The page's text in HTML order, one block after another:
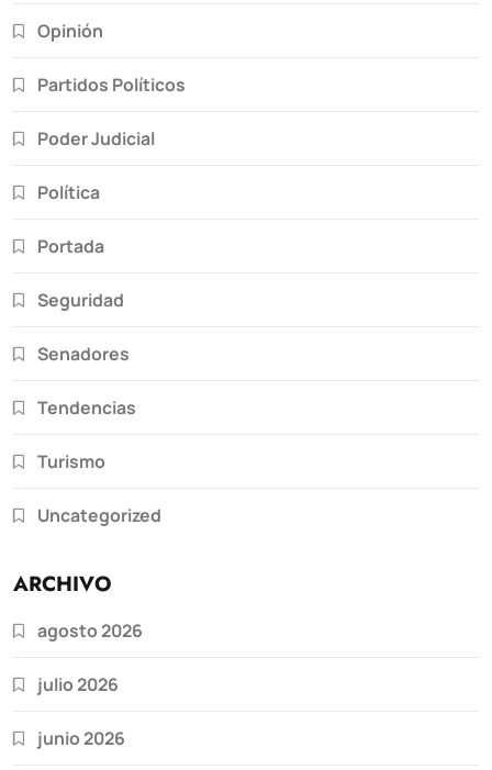
Opinión
Partidos Políticos
Poder Judicial
Política
Portada
Seguridad
Senadores
Tendencias
Turismo
Uncategorized
ARCHIVO
agosto 2026
julio 2026
junio 2026